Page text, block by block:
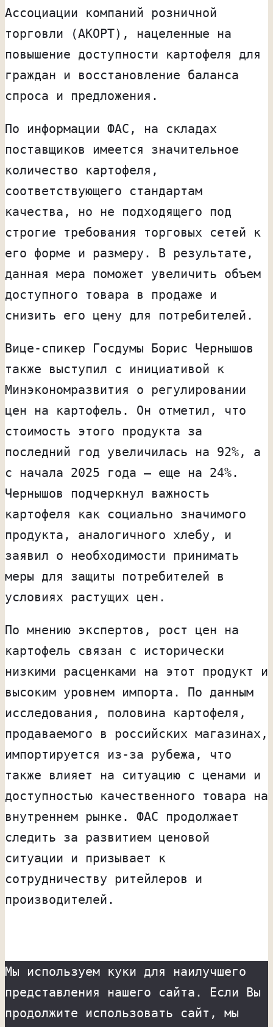
Ассоциации компаний розничной
торговли (АКОРТ), нацеленные на
повышение доступности картофеля для
граждан и восстановление баланса
спроса и предложения.
По информации ФАС, на складах
поставщиков имеется значительное
количество картофеля,
соответствующего стандартам
качества, но не подходящего под
строгие требования торговых сетей к
его форме и размеру. В результате,
данная мера поможет увеличить объем
доступного товара в продаже и
снизить его цену для потребителей.
Вице-спикер Госдумы Борис Чернышов
также выступил с инициативой к
Минэкономразвития о регулировании
цен на картофель. Он отметил, что
стоимость этого продукта за
последний год увеличилась на 92%, а
с начала 2025 года — еще на 24%.
Чернышов подчеркнул важность
картофеля как социально значимого
продукта, аналогичного хлебу, и
заявил о необходимости принимать
меры для защиты потребителей в
условиях растущих цен.
По мнению экспертов, рост цен на
картофель связан с исторически
низкими расценками на этот продукт и
высоким уровнем импорта. По данным
исследования, половина картофеля,
продаваемого в российских магазинах,
импортируется из-за рубежа, что
также влияет на ситуацию с ценами и
доступностью качественного товара на
внутреннем рынке. ФАС продолжает
следить за развитием ценовой
ситуации и призывает к
сотрудничеству ритейлеров и
производителей.
Мы используем куки для наилучшего
представления нашего сайта. Если Вы
продолжите использовать сайт, мы